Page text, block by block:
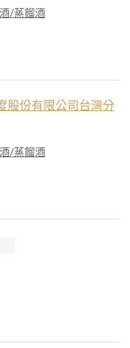
/蒸餾酒
股份有限公司台灣分
/蒸餾酒